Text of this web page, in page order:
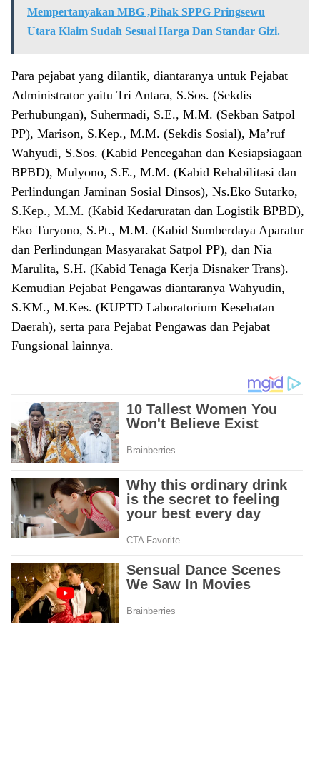
Mempertanyakan MBG ,Pihak SPPG Pringsewu
Utara Klaim Sudah Sesuai Harga Dan Standar Gizi.
Para pejabat yang dilantik, diantaranya untuk Pejabat
Administrator yaitu Tri Antara, S.Sos. (Sekdis
Perhubungan), Suhermadi, S.E., M.M. (Sekban Satpol
PP), Marison, S.Kep., M.M. (Sekdis Sosial), Ma’ruf
Wahyudi, S.Sos. (Kabid Pencegahan dan Kesiapsiagaan
BPBD), Mulyono, S.E., M.M. (Kabid Rehabilitasi dan
Perlindungan Jaminan Sosial Dinsos), Ns.Eko Sutarko,
S.Kep., M.M. (Kabid Kedaruratan dan Logistik BPBD),
Eko Turyono, S.Pt., M.M. (Kabid Sumberdaya Aparatur
dan Perlindungan Masyarakat Satpol PP), dan Nia
Marulita, S.H. (Kabid Tenaga Kerja Disnaker Trans).
Kemudian Pejabat Pengawas diantaranya Wahyudin,
S.KM., M.Kes. (KUPTD Laboratorium Kesehatan
Daerah), serta para Pejabat Pengawas dan Pejabat
Fungsional lainnya.